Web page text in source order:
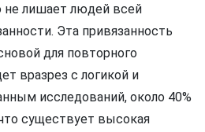
не лишает людей всей
Эта привязанность
для повторного
вразрез с логикой и
исследований, около 40%
существует высокая